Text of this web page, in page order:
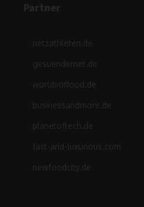
Partner
netzathleten.de
gesuendernet.de
worldsoffood.de
businessandmore.de
planetoftech.de
fast-and-luxurious.com
newfoodcity.de